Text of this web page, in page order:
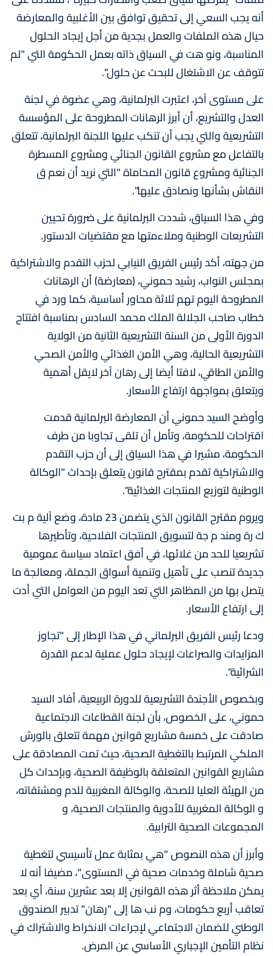
أنه يجب السعي إلى تحقيق توافق بين الأغلبية والمعارضة
حيال هذه الملفات والعمل بجدية من أجل إيجاد الحلول
المناسبة، ونو هت في السياق ذاته بعمل الحكومة التي "لم
تتوقف عن الاشتغال للبحث عن حلول".
على مستوى آخر، اعتبرت البرلمانية، وهي عضوة في لجنة
العدل والتشريع، أن أبرز الرهانات المطروحة على المؤسسة
التشريعية والتي يجب أن تنكب عليها اللجنة البرلمانية، تتعلق
بالتفاعل مع مشروع القانون الجنائي ومشروع المسطرة
الجنائية ومشروع قانون المحاماة "التي نريد أن نعم ق
النقاش بشأنها ونصادق عليها".
وفي هذا السياق، شددت البرلمانية على ضرورة تحيين
التشريعات الوطنية وملاءمتها مع مقتضيات الدستور.
من جهته، أكد رئيس الفريق النيابي لحزب التقدم والاشتراكية
بمجلس النواب، رشيد حموني، (معارضة) أن الرهانات
المطروحة اليوم تهم ثلاثة محاور أساسية، كما ورد في
خطاب صاحب الجلالة الملك محمد السادس بمناسبة افتتاح
الدورة الأولى من السنة التشريعية الثانية من الولاية
التشريعية الحالية، وهي الأمن الغذائي والأمن الصحي
والأمن الطاقي، لافتا أيضا إلى رهان آخر لايقل أهمية
ويتعلق بمواجهة ارتفاع الأسعار.
وأوضح السيد حموني أن المعارضة البرلمانية قدمت
اقتراحات للحكومة، وتأمل أن تلقى تجاوبا من طرف
الحكومة، مشيرا في هذا السياق إلى أن حزب التقدم
والاشتراكية تقدم بمقترح قانون يتعلق بإحداث "الوكالة
الوطنية لتوزيع المنتجات الغذائية".
ويروم مقترح القانون الذي يتضمن 23 مادة، وضع آلية م بت
ك رة ومند م جة لتسويق المنتجات الفلاحية، وتأطيرها
تشريعيا للحد من غلائها، في أفق اعتماد سياسة عمومية
جديدة تنصب على تأهيل وتنمية أسواق الجملة، ومعالجة ما
يتصل بها من المظاهر التي تعد اليوم من العوامل التي أدت
إلى ارتفاع الأسعار.
ودعا رئيس الفريق البرلماني في هذا الإطار إلى "تجاوز
المزايدات والصراعات لإيجاد حلول عملية لدعم القدرة
الشرائية".
وبخصوص الأجندة التشريعية للدورة الربيعية، أفاد السيد
حموني، على الخصوص، بأن لجنة القطاعات الاجتماعية
صادقت على خمسة مشاريع قوانين مهمة تتعلق بالورش
الملكي المرتبط بالتغطية الصحية، حيث تمت المصادقة على
مشاريع القوانين المتعلقة بالوظيفة الصحية، وبإحداث كل
من الهيئة العليا للصحة، والوكالة المغربية للدم ومشتقاته،
و الوكالة المغربية للأدوية والمنتجات الصحية، و
المجموعات الصحية الترابية.
وأبرز أن هذه النصوص "هي بمثابة عمل تأسيسي لتغطية
صحية شاملة وخدمات صحية في المستوى"، مضيفا أنه لا
يمكن ملاحظة أثر هذه القوانين إلا بعد عشرين سنة، أي بعد
تعاقب أربع حكومات، وم نب ها إلى "رهان" تدبير الصندوق
الوطني للضمان الاجتماعي لإجراءات الانخراط والاشتراك في
نظام التأمين الإجباري الأساسي عن المرض.